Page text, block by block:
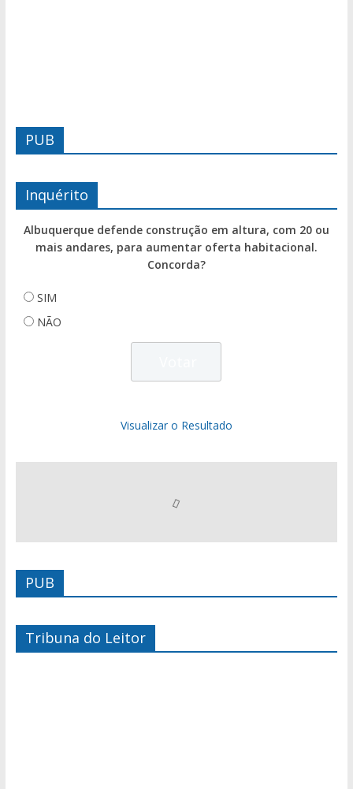
PUB
Inquérito
Albuquerque defende construção em altura, com 20 ou
mais andares, para aumentar oferta habitacional.
Concorda?
SIM
NÃO
Visualizar o Resultado
PUB
Tribuna do Leitor